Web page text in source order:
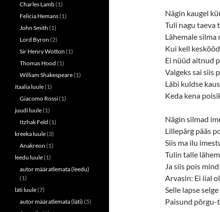
Nägin kaugel
Tuli nagu taeva
Lähemale silma
Kui kell
Ei nüüd aitnud
Valgeks sai siis
Läbi kuldse
Keda kena
Nägin silmad
Lillepärg pääs
Siis ma ilu
Tulin talle
Ja siis pois
Arvasin: Ei iial
Selle lapse
Paisund põrgu-
Charles Lamb(1)
Felicia Hemans(1)
John Smith (1)
Lord Byron (2)
Sir Henry Wotton (1)
Thomas Hood (1)
William Shakespeare(1)
itaalia luule(1)
Giacomo Rossi(1)
juudi luule(1)
Itzhak Feld (1)
kreeka luule(3)
Anakreon (1)
leedu luule(1)
autor määratlemata (leedu)
(1)
läti luule(7)
autor määratlemata (läti) (5)